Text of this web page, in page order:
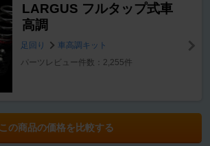
LARGUS フルタップ式車
高調
足回り
車高調キット
パーツレビュー件数：2,255件
この商品の価格を比較する